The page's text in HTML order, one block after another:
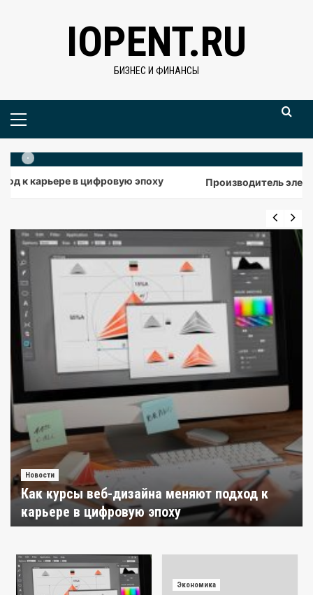
IOPENT.RU
БИЗНЕС И ФИНАНСЫ
Primary
в цифровую эпоху Производитель элементов
Новости
Как курсы веб-дизайна меняют подход к
карьере в цифровую эпоху
Экономика
3
Экономика
решение ЦБ снизить ставку